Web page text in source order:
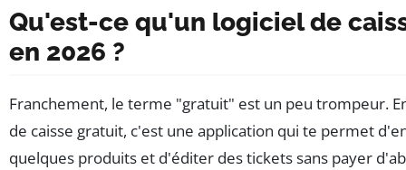
Qu'est-ce qu'un logiciel de
en 2026 ?
Franchement, le terme "gratuit" est un peu trompeur.
de caisse gratuit, c'est une application qui te permet
quelques produits et d'éditer des tickets sans payer